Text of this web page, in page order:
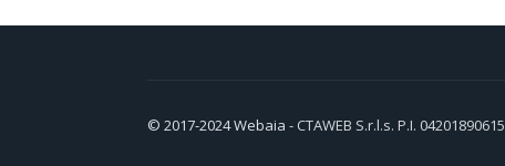
© 2017-2024Webaia - CTAWEB S.r.l.s. P.I. 04201890615